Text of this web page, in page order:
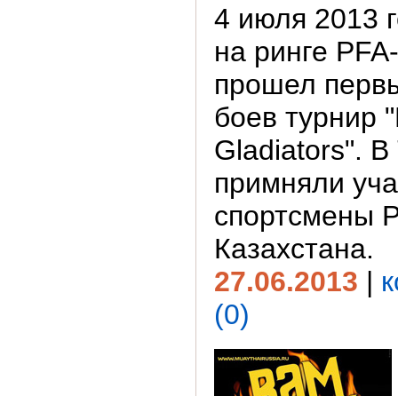
4 июля 2013
на ринге
прошел
боев турнир
Gladiators". В
примняли
спортсмены
Казахстана.
27.06.2013 |
(0)